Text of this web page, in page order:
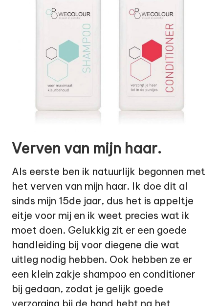
Verven van mijn haar.
Als eerste ben ik natuurlijk begonnen met
het verven van mijn haar. Ik doe dit al
sinds mijn 15de jaar, dus het is appeltje
eitje voor mij en ik weet precies wat ik
moet doen. Gelukkig zit er een goede
handleiding bij voor diegene die wat
uitleg nodig hebben. Ook hebben ze er
een klein zakje shampoo en conditioner
bij gedaan, zodat je gelijk goede
verzorging bij de hand hebt na het